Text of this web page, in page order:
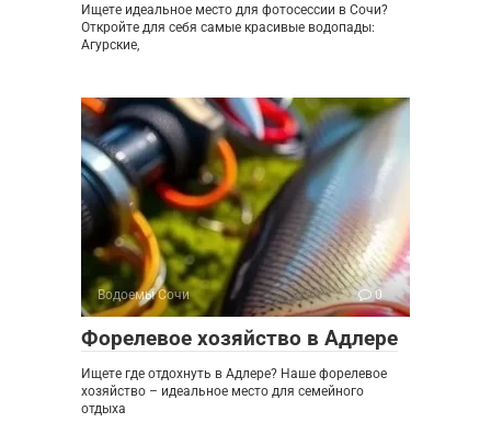
Ищете идеальное место для фотосессии в Сочи?
Откройте для себя самые красивые водопады:
Агурские,
Водоемы Сочи 0
Форелевое хозяйство в Адлере
Ищете где отдохнуть в Адлере? Наше форелевое
хозяйство – идеальное место для семейного
отдыха